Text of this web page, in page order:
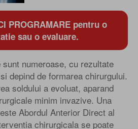
PROGRAMARE pentru o
sau o evaluare.
numeroase, cu rezultate
depind de formarea chirurgului.
soldului a evoluat, aparand
minim invazive. Una
Abordul Anterior Direct al
chirurgicala se poate